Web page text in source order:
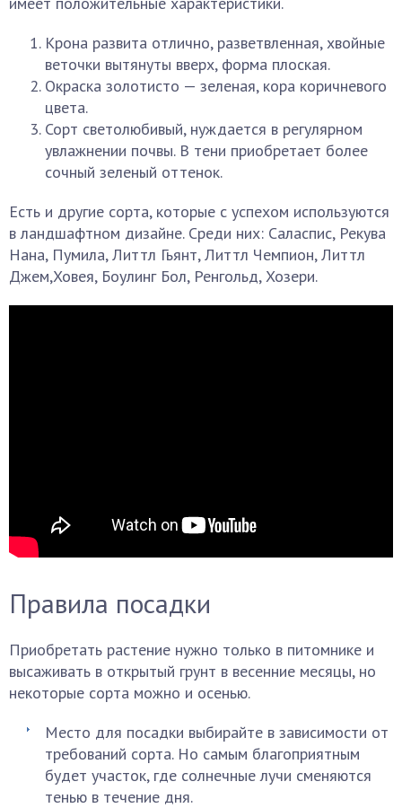
Крона развита отлично, разветвленная, хвойные
веточки вытянуты вверх, форма плоская.
Окраска золотисто — зеленая, кора коричневого
цвета.
Сорт светолюбивый, нуждается в регулярном
увлажнении почвы. В тени приобретает более
сочный зеленый оттенок.
Есть и другие сорта, которые с успехом используются
в ландшафтном дизайне. Среди них: Саласпис, Рекува
Нана, Пумила, Литтл Гьянт, Литтл Чемпион, Литтл
Джем,Ховея, Боулинг Бол, Ренгольд, Хозери.
Правила посадки
Приобретать растение нужно только в питомнике и
высаживать в открытый грунт в весенние месяцы, но
некоторые сорта можно и осенью.
Место для посадки выбирайте в зависимости от
требований сорта. Но самым благоприятным
будет участок, где солнечные лучи сменяются
тенью в течение дня.